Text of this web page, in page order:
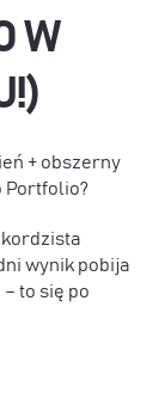
W
+ obszerny
Portfolio?
wynik pobija
– to się po